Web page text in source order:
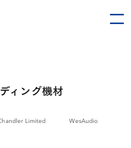
ィング機材
Limited WesAudio